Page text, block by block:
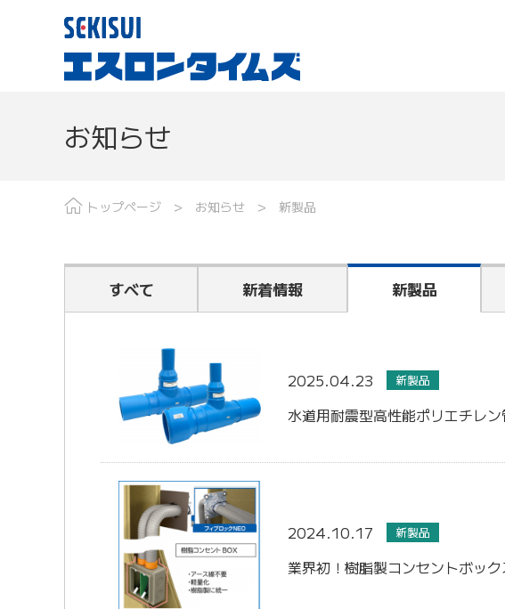
お知らせ
トップページ お知らせ 新製品
すべて 新着情報 新製品
2025.04.23 新製品
水道用耐震型高性能ポリエチレ
2024.10.17 新製品
業界初！樹脂製コンセントボッ